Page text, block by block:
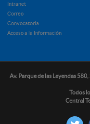
Intranet
Correo
Convocatoria
Acceso a la Información
Av. Parque de las Leyendas
Todos
Central